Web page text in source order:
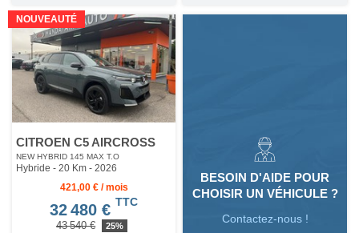
NOUVEAUTÉ
CITROEN C5 AIRCROSS
NEW HYBRID 145 MAX T.O
Hybride - 20 Km - 2026
421,00 € / mois
32 480 € TTC
43 540 € 25%
BESOIN D'AIDE POUR
CHOISIR UN VÉHICULE ?
Contactez-nous !